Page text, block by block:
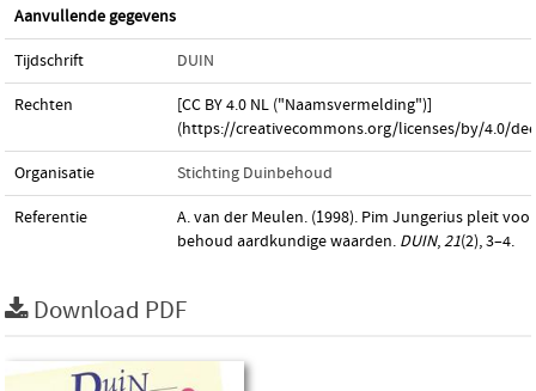
Aanvullende gegevens
Tijdschrift DUIN
Rechten
[CC BY 4.0 NL ("Naamsvermelding")]
(https://creativecommons.org/licenses/by/4.0/
Organisatie Stichting Duinbehoud
Referentie
A. van der Meulen. (1998). Pim Jungerius pleit voor
behoud aardkundige waarden. DUIN,21(2), 3–4.
Download PDF